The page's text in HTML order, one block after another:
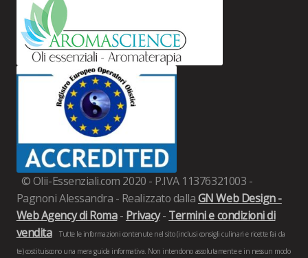
© Olii-Essenziali.com 2020 - P.IVA 11376321003 -
Pagnoni Alessandra - Realizzato dallaGN Web Design -
Web Agency di Roma- Privacy- Termini e condizioni di
vendita
Tutte le informazioni contenute nel sito (inclusi consigli culinari e ricette fai da
te) costituiscono una mera guida informativa. Non intendono assolutamente e in nessun modo